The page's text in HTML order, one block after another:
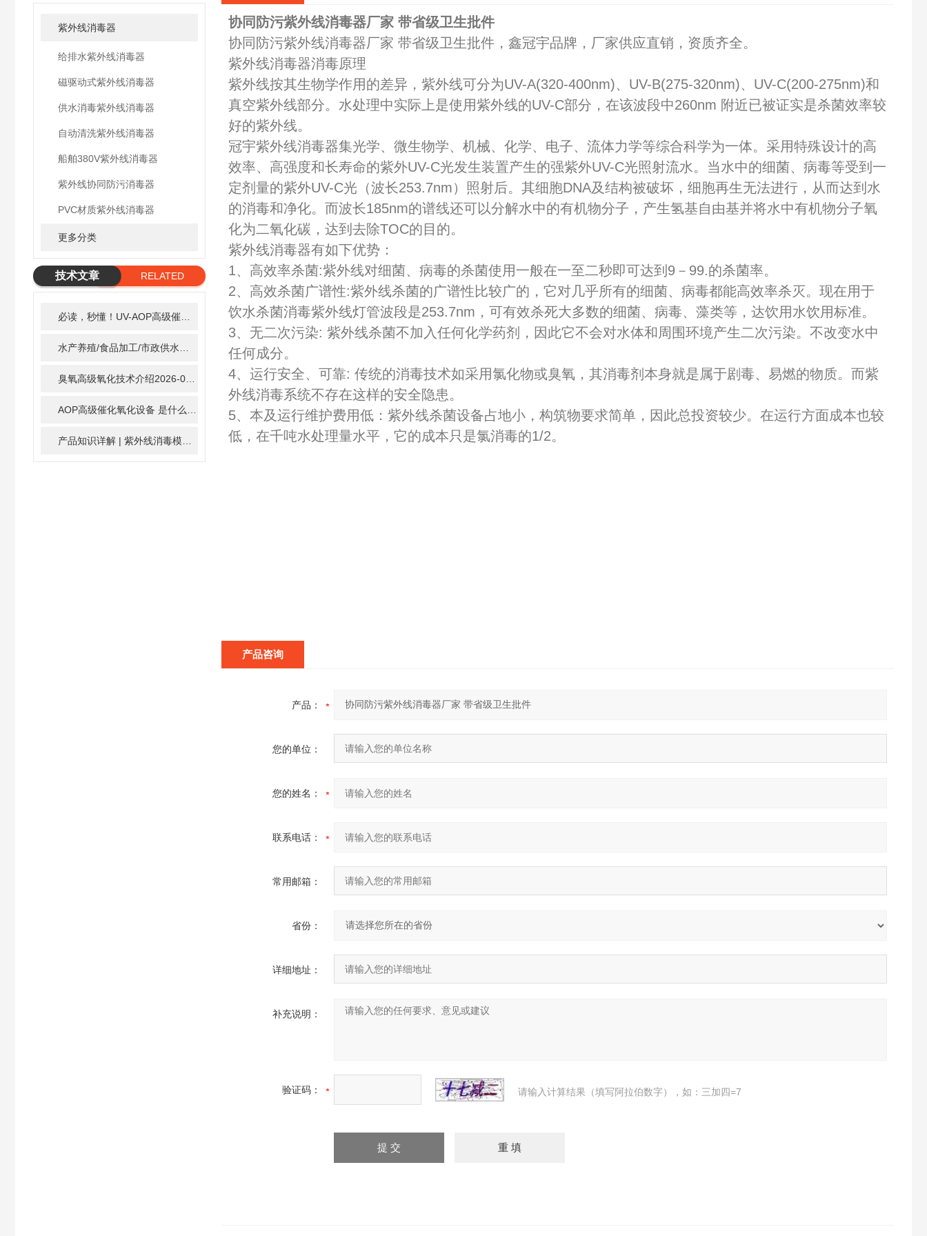
紫外线消毒器
给排水紫外线消毒器
磁驱动式紫外线消毒器
供水消毒紫外线消毒器
自动清洗紫外线消毒器
船舶380V紫外线消毒器
紫外线协同防污消毒器
PVC材质紫外线消毒器
更多分类
技术文章
RELATED
2026-07-03
臭氧高级氧化技术介绍2026-02-27
2025-11-17
2024-01-16
协同防污紫外线消毒器厂家 带省级卫生批件
协同防污紫外线消毒器厂家 带省级卫生批件，鑫冠宇品牌，厂家供应直销，资质齐全。
紫外线消毒器消毒原理
紫外线按其生物学作用的差异，紫外线可分为UV-A(320-400nm)、UV-B(275-320nm)、UV-C(200-275nm)和
真空紫外线部分。水处理中实际上是使用紫外线的UV-C部分，在该波段中260nm 附近已被证实是杀菌效率较
好的紫外线。
冠宇紫外线消毒器集光学、微生物学、机械、化学、电子、流体力学等综合科学为一体。采用特殊设计的高
效率、高强度和长寿命的紫外UV-C光发生装置产生的强紫外UV-C光照射流水。当水中的细菌、病毒等受到一
定剂量的紫外UV-C光（波长253.7nm）照射后。其细胞DNA及结构被破坏，细胞再生无法进行，从而达到水
的消毒和净化。而波长185nm的谱线还可以分解水中的有机物分子，产生氢基自由基并将水中有机物分子氧
化为二氧化碳，达到去除TOC的目的。
紫外线消毒器有如下优势：
1、高效率杀菌:紫外线对细菌、病毒的杀菌使用一般在一至二秒即可达到9－99.的杀菌率。
2、高效杀菌广谱性:紫外线杀菌的广谱性比较广的，它对几乎所有的细菌、病毒都能高效率杀灭。现在用于
饮水杀菌消毒紫外线灯管波段是253.7nm，可有效杀死大多数的细菌、病毒、藻类等，达饮用水饮用标准。
3、无二次污染: 紫外线杀菌不加入任何化学药剂，因此它不会对水体和周围环境产生二次污染。不改变水中
任何成分。
4、运行安全、可靠: 传统的消毒技术如采用氯化物或臭氧，其消毒剂本身就是属于剧毒、易燃的物质。而紫
外线消毒系统不存在这样的安全隐患。
5、本及运行维护费用低：紫外线杀菌设备占地小，构筑物要求简单，因此总投资较少。在运行方面成本也较
低，在千吨水处理量水平，它的成本只是氯消毒的1/2。
产品咨询
产品：
您的单位：
您的姓名：
联系电话：
常用邮箱：
省份：
详细地址：
补充说明：
验证码： 请输入计算结果（填写阿拉伯数字），如：三加四=7